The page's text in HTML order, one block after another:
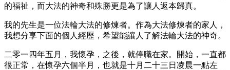
的福祉，而大法的神奇和殊勝更是為了讓人返本歸真。
我的先生是一位法輪大法的修煉者。作為大法修煉者的家人，
我想分享下面的個人經歷，希望能讓人了解法輪大法的神奇。
二零一四年五月，我懷孕，之後，就停職在家。開始，一直都
很正常，在懷孕六個半月，也就是十月二十三日凌晨一點左